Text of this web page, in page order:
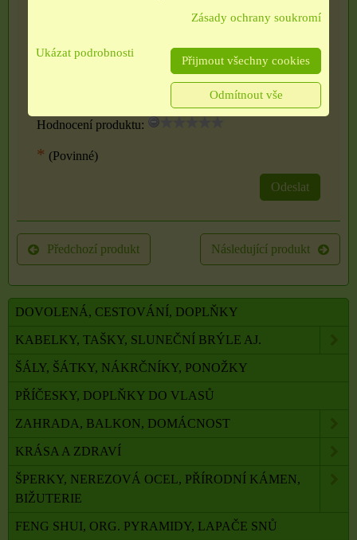
Zadejte prosím recenzi, výhody nebo zápory - alespoň
Hodnocení produktu:
* (Povinné)
Odeslat
Předchozí produkt Následující produkt
DOVOLENÁ, CESTOVÁNÍ, DOPLŇKY
KABELKY, TAŠKY, SLUNEČNÍ BRÝLE AJ.
ŠÁLY, ŠÁTKY, NÁKRČNÍKY, PONOŽKY
PŘÍČESKY, DOPLŇKY DO VLASŮ
ZAHRADA, BALKON, DOMÁCNOST
KRÁSA A ZDRAVÍ
ŠPERKY, NEREZOVÁ OCEL, PŘÍRODNÍ KÁMEN,
BIŽUTERIE
FENG SHUI, ORG. PYRAMIDY, LAPAČE SNŮ
Zásady ochrany soukromí
Ukázat podrobnosti
Přijmout všechny cookies
Odmítnout vše